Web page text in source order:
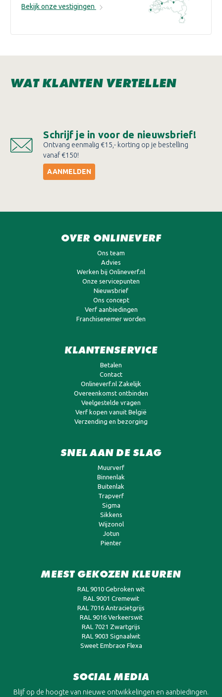
Bekijk onze vestigingen
WAT KLANTEN VERTELLEN
Schrijf je in voor de nieuwsbrief!
Ontvang eenmalig €15,- korting op je bestelling
vanaf €150!
AANMELDEN
OVER ONLINEVERF
Ons team
Advies
Werken bij Onlineverf.nl
Onze servicepunten
Nieuwsbrief
Ons concept
Verf aanbiedingen
Franchisenemer worden
KLANTENSERVICE
Betalen
Contact
Onlineverf.nl Zakelijk
Overeenkomst ontbinden
Veelgestelde vragen
Verf kopen vanuit België
Verzending en bezorging
SNEL AAN DE SLAG
Muurverf
Binnenlak
Buitenlak
Trapverf
Sigma
Sikkens
Wijzonol
Jotun
Pienter
MEEST GEKOZEN KLEUREN
RAL 9010 Gebroken wit
RAL 9001 Cremewit
RAL 7016 Antracietgrijs
RAL 9016 Verkeerswit
RAL 7021 Zwartgrijs
RAL 9003 Signaalwit
Sweet Embrace Flexa
SOCIAL MEDIA
Blijf op de hoogte van nieuwe ontwikkelingen en aanbiedingen.